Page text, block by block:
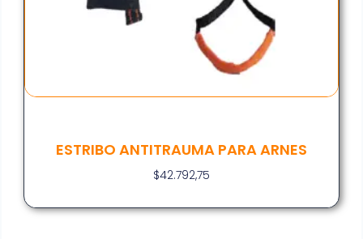
ESTRIBO ANTITRAUMA PARA ARNES
$42.792,75